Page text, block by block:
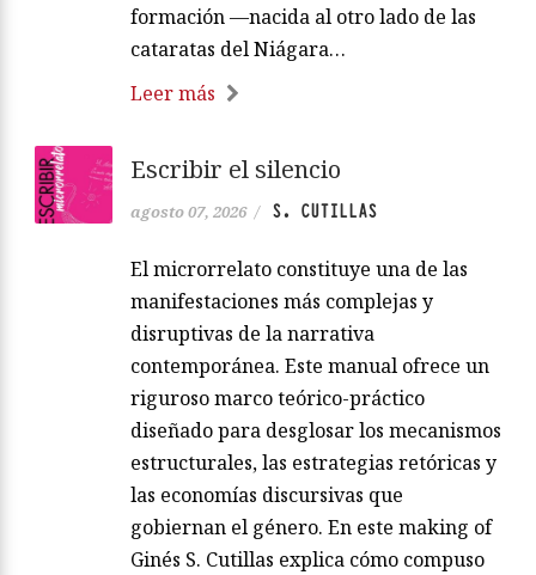
formación —nacida al otro lado de las
cataratas del Niágara…
Leer más
Escribir el silencio
agosto 07, 2026 / S. CUTILLAS
El microrrelato constituye una de las
manifestaciones más complejas y
disruptivas de la narrativa
contemporánea. Este manual ofrece un
riguroso marco teórico-práctico
diseñado para desglosar los mecanismos
estructurales, las estrategias retóricas y
las economías discursivas que
gobiernan el género. En este making of
Ginés S. Cutillas explica cómo compuso